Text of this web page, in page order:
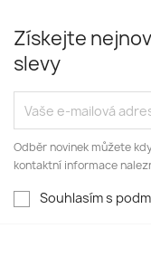
Získejte
slevy
Odběr novinek můžete
kontaktní informace
Souhlasím s